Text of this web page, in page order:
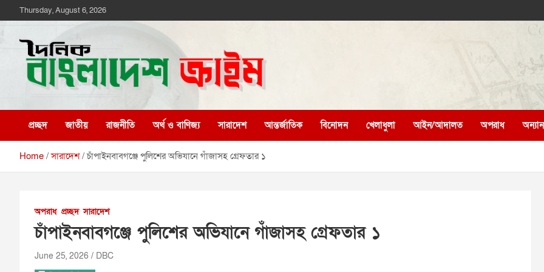
to
Thursday, August 6, 2026
দৈনিক বাংলাদেশ ক্রাইম
প্রচ্ছদ জাতীয় রাজনীতি অর্থ ও বাণিজ্য সারাদেশ আন্তর্জাতিক বিনোদন খেলাধুলা আইন/আদালত অপরাধ
Home সারাদেশ চাঁপাইনবাবগঞ্জে পুলিশের অভিযানে গাঁজাসহ গ্রেফতার ১
অপরাধ প্রচ্ছদ সারাদেশ
চাঁপাইনবাবগঞ্জে পুলিশের অভিযানে গাঁজাসহ গ্রেফতার ১
June 25, 2026 DBC